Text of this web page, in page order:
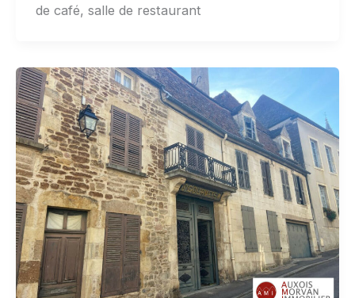
de café, salle de restaurant